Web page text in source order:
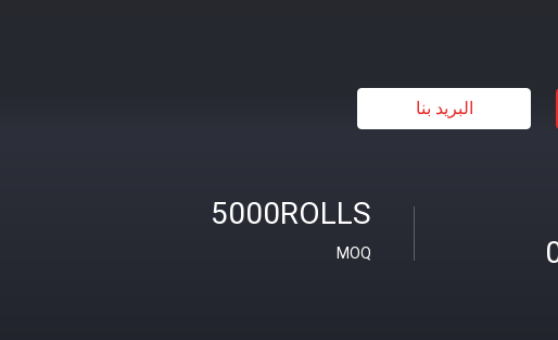
البريد بنا
5000ROLLS
MOQ